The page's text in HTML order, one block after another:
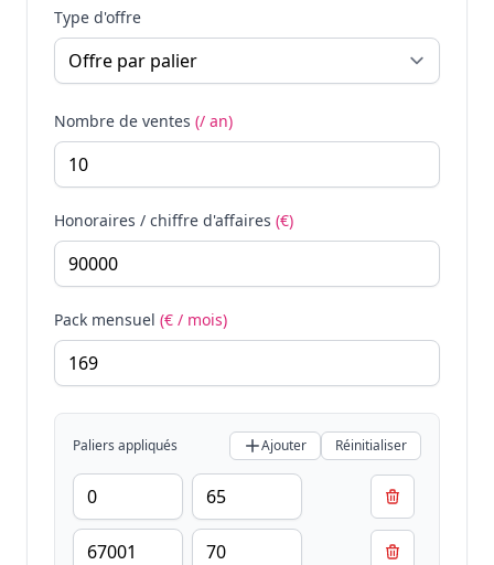
Type d'offre
Nombre de ventes (/ an)
Honoraires / chiffre d'affaires (€)
Pack mensuel (€ / mois)
Paliers appliqués Ajouter Réinitialiser